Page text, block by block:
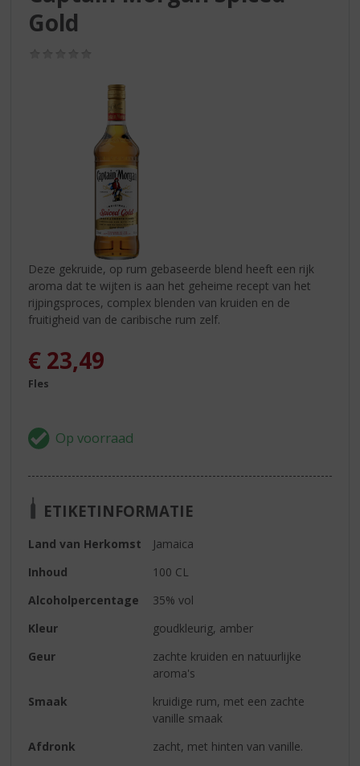
Gold
Deze gekruide, op rum gebaseerde blend heeft een rijk
aroma dat te wijten is aan het geheime recept van het
rijpingsproces, complex blenden van kruiden en de
fruitigheid van de caribische rum zelf.
€ 23,49
Fles
ETIKETINFORMATIE
Land van Herkomst
Jamaica
Inhoud
100 CL
Alcoholpercentage
35% vol
Kleur
goudkleurig, amber
Geur
zachte kruiden en natuurlijke
aroma's
Smaak
kruidige rum, met een zachte
vanille smaak
Afdronk
zacht, met hinten van vanille.